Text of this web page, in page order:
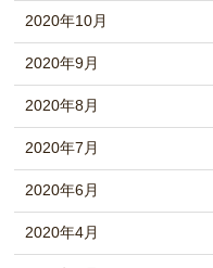
2020年10月
2020年9月
2020年8月
2020年7月
2020年6月
2020年4月